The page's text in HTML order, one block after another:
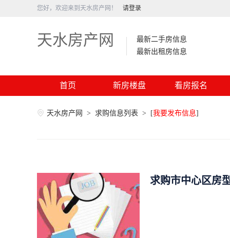
您好，欢迎来到天水房产网！ 请登录
天水房产网
最新二手房信息
最新出租房信息
首页 新房楼盘 看房报名
天水房产网 > 求购信息列表 > [我要发布信息]
求购市中心区房